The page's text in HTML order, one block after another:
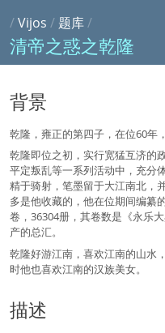
/Vijos / 题库/
清帝之惑之乾隆
背景
乾隆，雍正的第四子，在位60年
乾隆即位之初，实行宽猛互济的
平定叛乱等一系列活动中，充分
精于骑射，笔墨留于大江南北，
多是他收藏的，他在位期间编纂
卷，36304册，其卷数是《永乐
产的总汇。
乾隆好游江南，喜欢江南的山水
时他也喜欢江南的汉族美女。
描述